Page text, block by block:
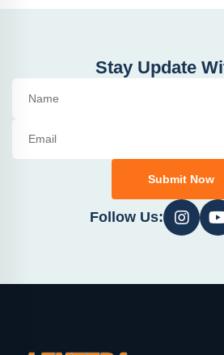
Stay Update
Submit Now
Follow Us: